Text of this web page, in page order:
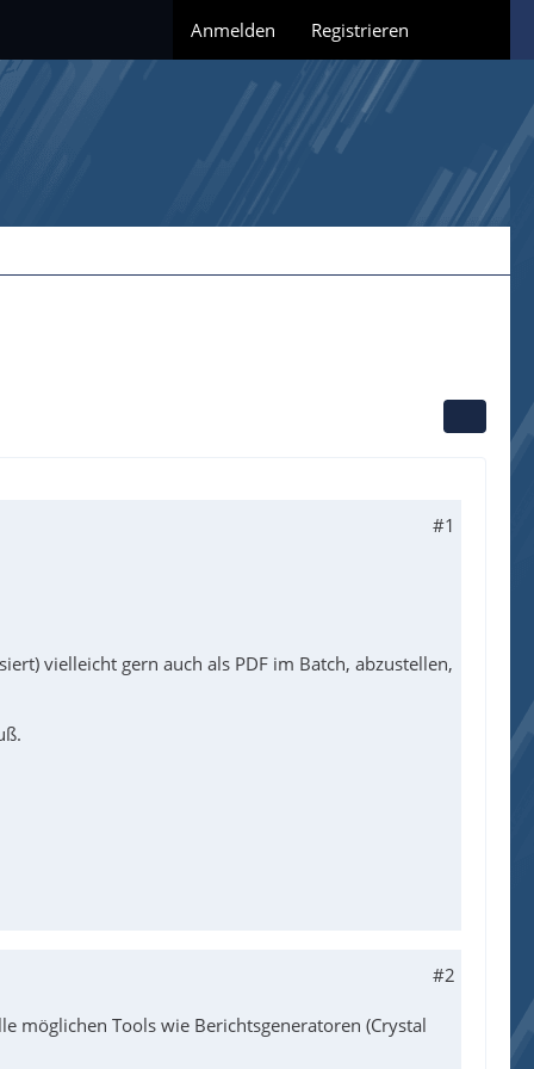
Anmelden Registrieren
#1
vielleicht gern auch als PDF im Batch, abzustellen,
#2
möglichen Tools wie Berichtsgeneratoren (Crystal